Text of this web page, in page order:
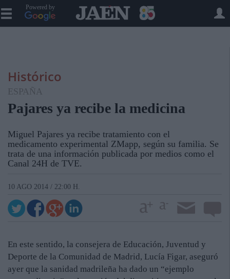
Powered by
Histórico
ESPAÑA
Pajares ya recibe la medicina
Miguel Pajares ya recibe tratamiento con el
medicamento experimental ZMapp, según su familia. Se
trata de una información publicada por medios como el
Canal 24H de TVE.
10 AGO 2014 / 22:00 H.
En este sentido, la consejera de Educación, Juventud y
Deporte de la Comunidad de Madrid, Lucía Figar, aseguró
ayer que la sanidad madrileña ha dado un “ejemplo